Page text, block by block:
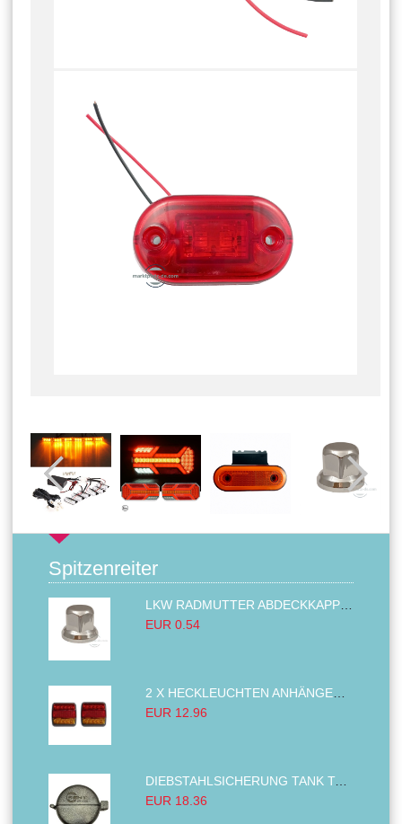
Spitzenreiter
EUR 0.54
EUR 12.96
DIEBSTAHLSICHERUNG TANK TANKDECKEL DIESELTANK KRAFTSTOFFTANKDECKEL VERRIEGELUNG PASSEND FÜR LKW PKW TRAKTOREN BAGGER 80MM
EUR 18.36